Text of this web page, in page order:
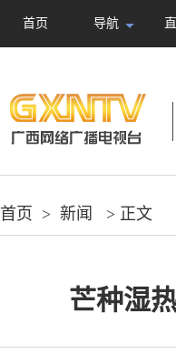
首页 导航
首页 > 新闻 > 正文
芒种湿